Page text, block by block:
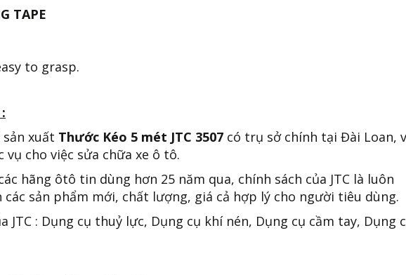
TAPE
to grasp.
sản xuất Thước Kéo 5 mét JTC 3507 có trụ sở chính tại Đài Loan,
vụ cho việc sửa chữa xe ô tô.
hãng ôtô tin dùng hơn 25 năm qua, chính sách của JTC là luôn
sản phẩm mới, chất lượng, giá cả hợp lý cho người tiêu dùng.
JTC : Dụng cụ thuỷ lực, Dụng cụ khí nén, Dụng cụ cầm tay, Dụng